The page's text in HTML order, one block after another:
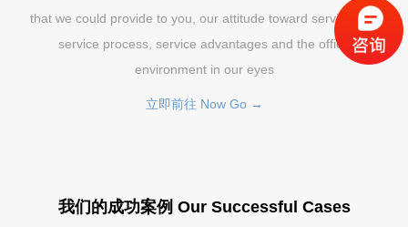
that we could provide to you, our attitude toward service, our
service process, service advantages and the office
environment in our eyes
立即前往 Now Go →
我们的成功案例 Our Successful Cases